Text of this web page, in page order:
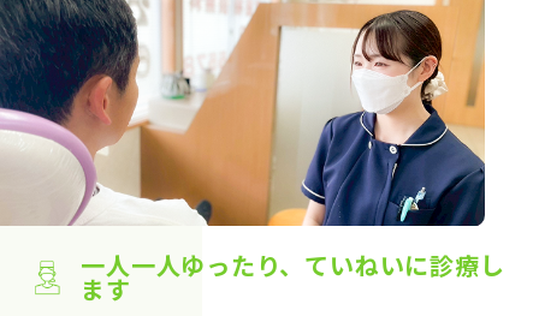
一人一人ゆったり、ていねいに診療し
ます